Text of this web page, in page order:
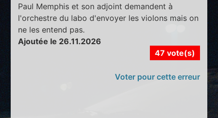
Paul Memphis et son adjoint demandent à
l'orchestre du labo d'envoyer les violons mais on
ne les entend pas.
Ajoutée le 26.11.2026
47 vote(s)
Voter pour cette erreur